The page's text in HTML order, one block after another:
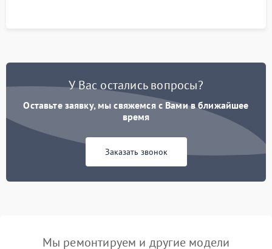
У Вас остались вопросы?
Оставьте заявку, мы свяжемся с Вами в ближайшее
время
Заказать звонок
Мы ремонтируем и другие модели